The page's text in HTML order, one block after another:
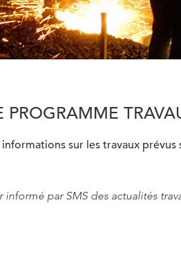
PROGRAMME
informations sur les travaux
informé par SMS des actualités